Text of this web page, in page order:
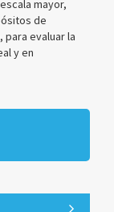
mayor,
de
evaluar la
y en